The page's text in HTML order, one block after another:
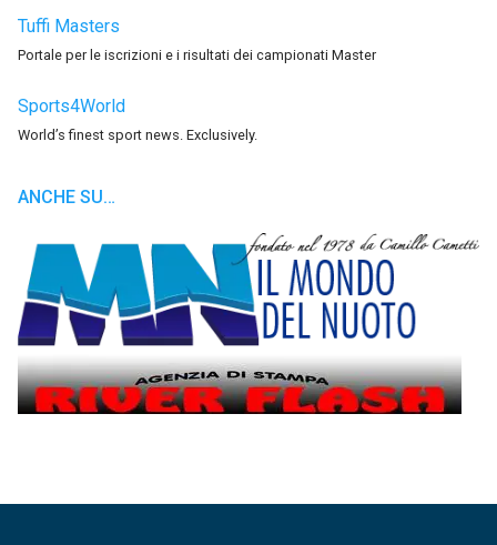
Tuffi Masters
Portale per le iscrizioni e i risultati dei campionati Master
Sports4World
World’s finest sport news. Exclusively.
ANCHE SU…